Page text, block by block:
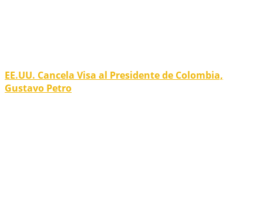
EE.UU. Cancela Visa al Presidente de Colombia,
Gustavo Petro